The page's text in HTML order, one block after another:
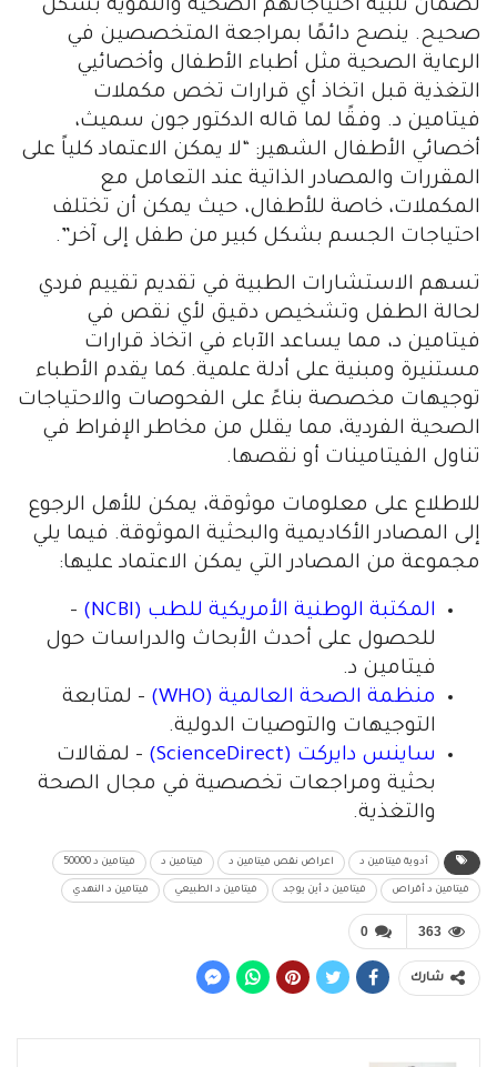
لضمان تلبية احتياجاتهم الصحية والنموية بشكل
صحيح. ينصح دائمًا بمراجعة المتخصصين في
الرعاية الصحية مثل أطباء الأطفال وأخصائيي
التغذية قبل اتخاذ أي قرارات تخص مكملات
فيتامين د. وفقًا لما قاله الدكتور جون سميث،
أخصائي الأطفال الشهير: “لا يمكن الاعتماد كلياً على
المقررات والمصادر الذاتية عند التعامل مع
المكملات، خاصة للأطفال، حيث يمكن أن تختلف
احتياجات الجسم بشكل كبير من طفل إلى آخر”.
تسهم الاستشارات الطبية في تقديم تقييم فردي
لحالة الطفل وتشخيص دقيق لأي نقص في
فيتامين د، مما يساعد الآباء في اتخاذ قرارات
مستنيرة ومبنية على أدلة علمية. كما يقدم الأطباء
توجيهات مخصصة بناءً على الفحوصات والاحتياجات
الصحية الفردية، مما يقلل من مخاطر الإفراط في
تناول الفيتامينات أو نقصها.
للاطلاع على معلومات موثوقة، يمكن للأهل الرجوع
إلى المصادر الأكاديمية والبحثية الموثوقة. فيما يلي
مجموعة من المصادر التي يمكن الاعتماد عليها:
المكتبة الوطنية الأمريكية للطب (NCBI)
–
للحصول على أحدث الأبحاث والدراسات حول
فيتامين د.
منظمة الصحة العالمية (WHO)
– لمتابعة
التوجيهات والتوصيات الدولية.
ساينس دايركت (ScienceDirect)
– لمقالات
بحثية ومراجعات تخصصية في مجال الصحة
والتغذية.
أدوية فيتامين د اعراض نقص فيتامين د فيتامين د فيتامين د 50000
فيتامين د أقراص فيتامين د أين يوجد فيتامين د الطبيعي فيتامين د النهدي
0 363
شارك